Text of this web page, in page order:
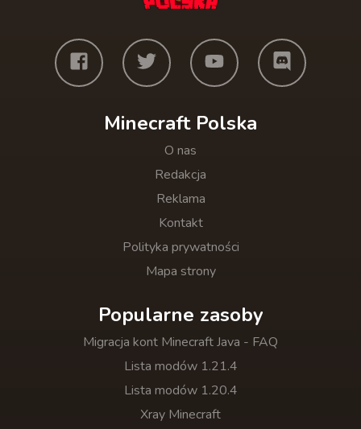
Minecraft Polska
O nas
Redakcja
Reklama
Kontakt
Polityka prywatności
Mapa strony
Popularne zasoby
Migracja kont Minecraft Java - FAQ
Lista modów 1.21.4
Lista modów 1.20.4
Xray Minecraft